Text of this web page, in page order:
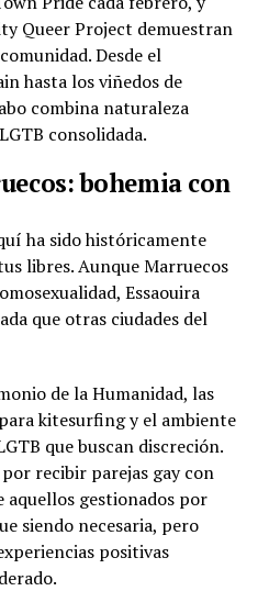
Queer Project demuestran
Desde el
hasta los viñedos de
combina naturaleza
consolidada.
bohemia con
ha sido históricamente
libres. Aunque Marruecos
Essaouira
que otras ciudades del
de la Humanidad, las
kitesurfing y el ambiente
que buscan discreción.
recibir parejas gay con
gestionados por
siendo necesaria, pero
positivas